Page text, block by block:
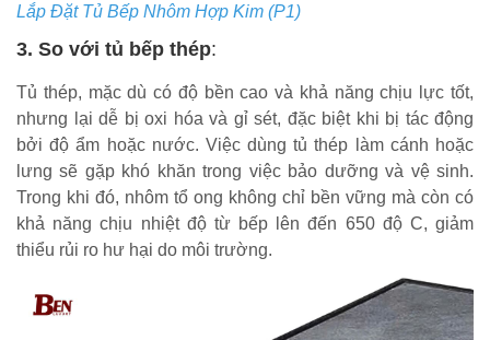
Lắp Đặt Tủ Bếp Nhôm Hợp Kim (P1)
3. So với tủ bếp thép:
Tủ thép, mặc dù có độ bền cao và khả năng chịu lực tốt,
nhưng lại dễ bị oxi hóa và gỉ sét, đặc biệt khi bị tác động
bởi độ ẩm hoặc nước. Việc dùng tủ thép làm cánh hoặc
lưng sẽ gặp khó khăn trong việc bảo dưỡng và vệ sinh.
Trong khi đó, nhôm tổ ong không chỉ bền vững mà còn có
khả năng chịu nhiệt độ từ bếp lên đến 650 độ C, giảm
thiểu rủi ro hư hại do môi trường.